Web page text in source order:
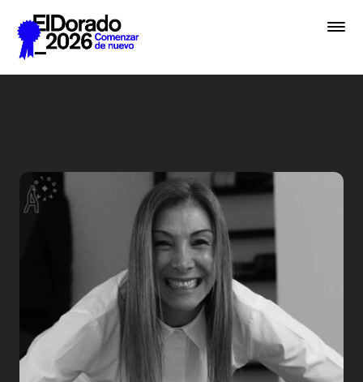
Saltar al contenido principal
Academias
Inscribir
Boletería